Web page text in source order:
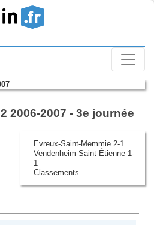
2006-2007 - 3e journée
Evreux-Saint-Memmie 2-1
Vendenheim-Saint-Étienne 1-
1
Classements